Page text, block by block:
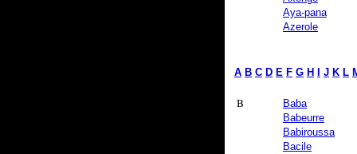
Aya-pana
Azerole
A B C D E F G H J K L
B
Baba
Babeurre
Babiroussa
Bacile